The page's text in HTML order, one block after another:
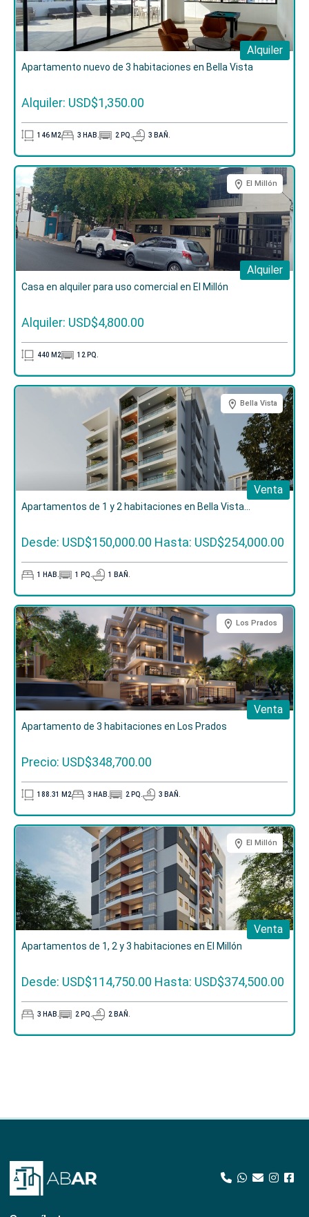
Alquiler
Apartamento nuevo de 3 habitaciones en Bella Vista
Alquiler: USD$1,350.00
146 M2 3 HAB. 2 PQ. 3 BAÑ.
El Millón
Alquiler
Casa en alquiler para uso comercial en El Millón
Alquiler: USD$4,800.00
440 M2 12 PQ.
Bella Vista
Venta
Apartamentos de 1 y 2 habitaciones en Bella Vista...
Desde: USD$150,000.00 Hasta: USD$254,000.00
1 HAB. 1 PQ. 1 BAÑ.
Los Prados
Venta
Apartamento de 3 habitaciones en Los Prados
Precio: USD$348,700.00
188.31 M2 3 HAB. 2 PQ. 3 BAÑ.
El Millón
Venta
Apartamentos de 1, 2 y 3 habitaciones en El Millón
Desde: USD$114,750.00 Hasta: USD$374,500.00
3 HAB. 2 PQ. 2 BAÑ.